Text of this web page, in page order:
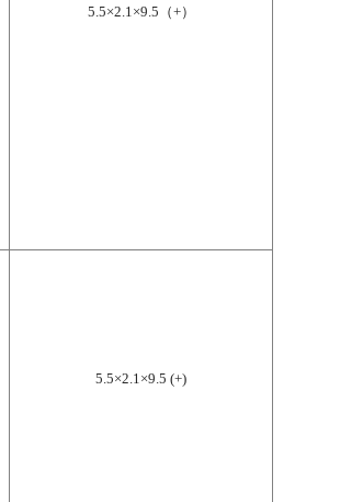
5.5×2.1×9.5（+）
5.5×2.1×9.5 (+)